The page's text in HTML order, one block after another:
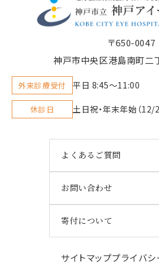
〒650-0047
神戸市中央区港島南町二
外来診療受付 平日 8:45〜11:00
休診日 土日祝・年末年始（12/
よくあるご質問
お問い合わせ
寄付について
サイトマッププライバ